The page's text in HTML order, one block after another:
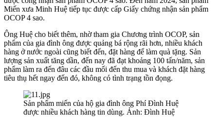
Miến xưa Minh Huệ tiếp tục được cấp Giấy chứng nhận sản phẩm
OCOP 4 sao.
Ông Huệ cho biết thêm, nhờ tham gia Chương trình OCOP, sản
phẩm của gia đình ông được quảng bá rộng rãi hơn, nhiều khách
hàng ở nước ngoài cũng biết đến, đặt hàng để làm quà tặng. Sản
lượng sản xuất tăng dần, đến nay đã đạt khoảng 100 tấn/năm, sản
phẩm làm ra đến đâu các đầu mối đến thu mua và khách đặt hàng
tiêu thụ hết ngay đến đó, không có tình trạng tồn đọng.
Sản phẩm miến của hộ gia đình ông Phí Đình Huệ
được nhiều khách hàng tin dùng. Ảnh: Đình Huệ